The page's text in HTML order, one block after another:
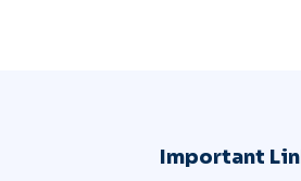
Important